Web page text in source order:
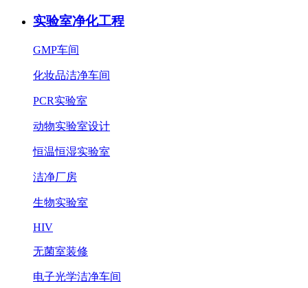
实验室净化工程
GMP车间
化妆品洁净车间
PCR实验室
动物实验室设计
恒温恒湿实验室
洁净厂房
生物实验室
HIV
无菌室装修
电子光学洁净车间